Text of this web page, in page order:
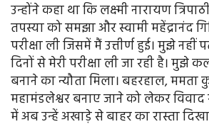
उन्होंने कहा था कि लक्ष्मी नारायण
तपस्या को समझा और स्वामी महेंद्रानंद
परीक्षा ली जिसमें मैं उत्तीर्ण हुई। मुझे
दिनों से मेरी परीक्षा ली जा रही है। मुझे
बनाने का न्यौता मिला। बहरहाल,
महामंडलेश्वर बनाए जाने को लेकर विवाद
में अब उन्हें अखाड़े से बाहर का रास्ता